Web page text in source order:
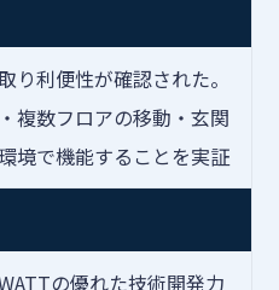
り利便性が確認された。
複数フロアの移動・玄関
境で機能することを実証
の優れた技術開発力